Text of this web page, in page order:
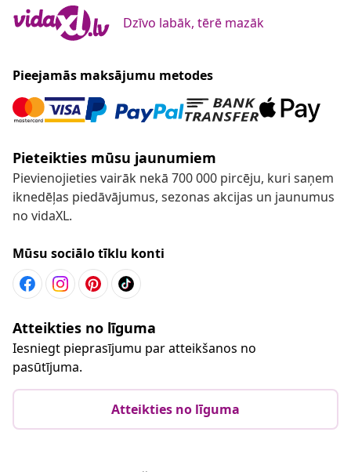
Dzīvo labāk, tērē mazāk
Pieejamās maksājumu metodes
Pieteikties mūsu jaunumiem
Pievienojieties vairāk nekā 700 000 pircēju, kuri saņem
iknedēļas piedāvājumus, sezonas akcijas un jaunumus
no vidaXL.
Mūsu sociālo tīklu konti
Atteikties no līguma
Iesniegt pieprasījumu par atteikšanos no
pasūtījuma.
Atteikties no līguma